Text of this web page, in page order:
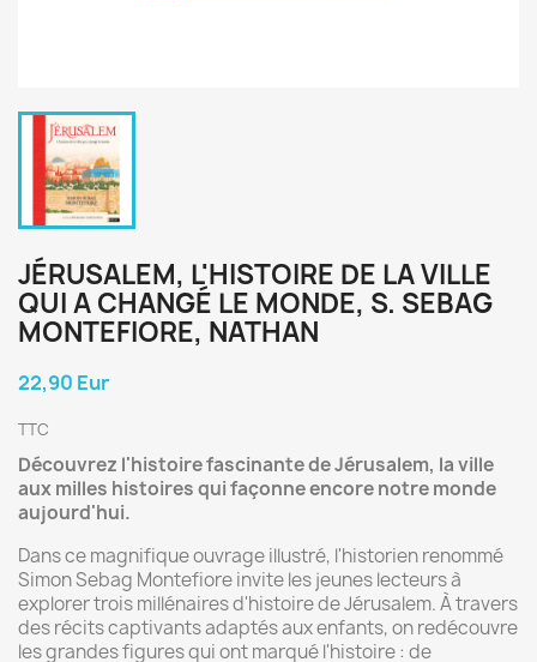
JÉRUSALEM, L'HISTOIRE DE LA VILLE
QUI A CHANGÉ LE MONDE, S. SEBAG
MONTEFIORE, NATHAN
22,90 Eur
TTC
Découvrez l'histoire fascinante de Jérusalem, la ville
aux milles histoires qui façonne encore notre monde
aujourd'hui.
Dans ce magnifique ouvrage illustré, l'historien renommé
Simon Sebag Montefiore invite les jeunes lecteurs à
explorer trois millénaires d'histoire de Jérusalem. À travers
des récits captivants adaptés aux enfants, on redécouvre
les grandes figures qui ont marqué l'histoire : de